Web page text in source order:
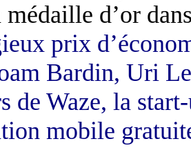
d’or
prix
Bardin, Uri
de Waze, la
mobile